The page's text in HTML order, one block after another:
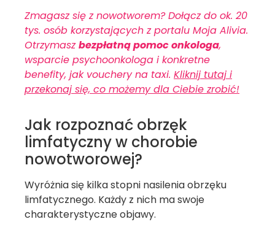
Zmagasz się z nowotworem? Dołącz do ok. 20
tys. osób korzystających z portalu Moja Alivia.
Otrzymaszbezpłatną pomoc onkologa,
wsparcie psychoonkologa i konkretne
benefity, jak vouchery na taxi. Kliknij tutaj i
przekonaj się, co możemy dla Ciebie zrobić!
Jak rozpoznać obrzęk
limfatyczny w chorobie
nowotworowej?
Wyróżnia się kilka stopni nasilenia obrzęku
limfatycznego. Każdy z nich ma swoje
charakterystyczne objawy.